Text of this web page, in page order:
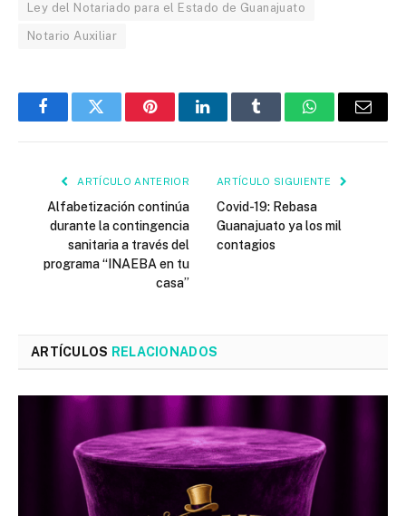
Ley del Notariado para el Estado de Guanajuato
Notario Auxiliar
FacebookTwitter PinterestLinkedInTumblr WhatsAppEmail
ARTÍCULO ANTERIOR
Alfabetización continúa
durante la contingencia
sanitaria a través del
programa “INAEBA en tu
casa”
ARTÍCULO SIGUIENTE
Covid-19: Rebasa
Guanajuato ya los mil
contagios
ARTÍCULOS RELACIONADOS